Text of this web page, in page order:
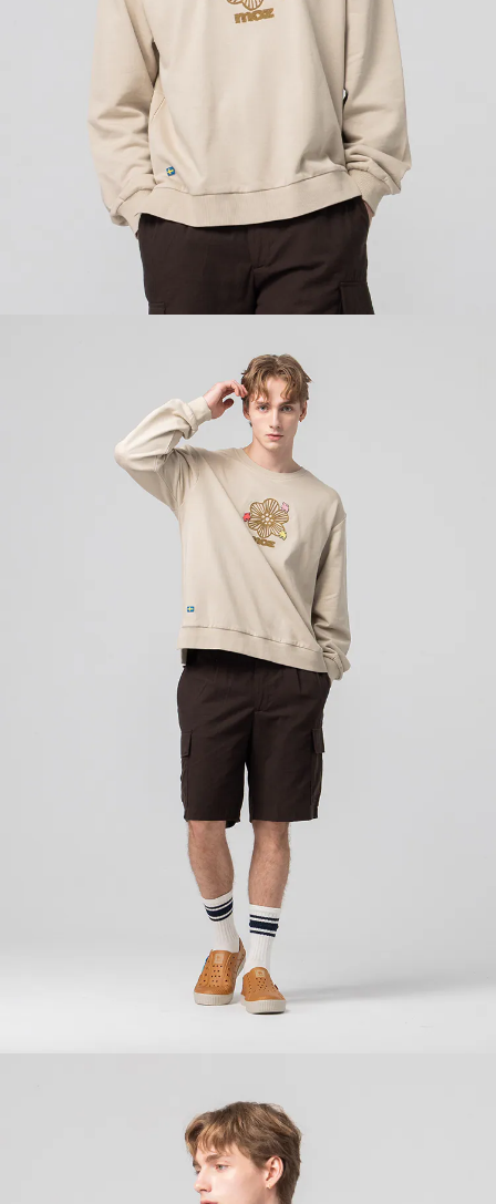
１．透過由恩沛科技股份有限公司提供之「AFTEE先享後付」服務完成之交
易，需依本服務之必要範圍內提供個人資料，並將交易相關給付款項請求債
權轉讓予恩沛科技股份有限公司。
２．關於個人資料處理事宜，請瀏覽以下網址：
https://aftee.tw/terms/#terms3
３．未成年的使用者請事先徵得法定代理人或監護人之同意方可使用
「AFTEE先享後付」，若未經同意申辦者引起之損失，本公司不負相關責
４．使用「AFTEE先享後付」時，將依據個別帳號之用戶狀況，依本公司即
時審查核予不同之上限額度；若仍有額度不足之情形，本公司將視審查結果
請求用戶進行身份認證。
５．嚴禁一人註冊多個帳號或使用他人資訊註冊。若發現惡意使用之情形，
恩沛科技股份有限公司將有權停止該用戶之使用額度並採取法律行動。